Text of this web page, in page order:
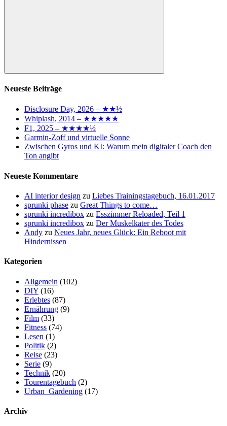
Suchen
Neueste Beiträge
Disclosure Day, 2026 – ★★½
Whiplash, 2014 – ★★★★★
F1, 2025 – ★★★★½
Garmin-Zoff und virtuelle Sonne
Zwischen Gyros und KI: Warum mein digitaler Coach den
Ton angibt
Neueste Kommentare
AI interior design zu Liebes Trainingstagebuch, 16.01.2017
sprunki phase zu Great Things to come…
sprunki incredibox zu Esszimmer Reloaded, Teil 1
sprunki incredibox zu Der Muskelkater des Todes
Andy zu Neues Jahr, neues Glück: Ein Reboot mit
Hindernissen
Kategorien
Allgemein (102)
DIY (16)
Erlebtes (87)
Ernährung (9)
Film (33)
Fitness (74)
Lesen (1)
Politik (2)
Reise (23)
Serie (9)
Technik (20)
Tourentagebuch (2)
Urban_Gardening (17)
Archiv